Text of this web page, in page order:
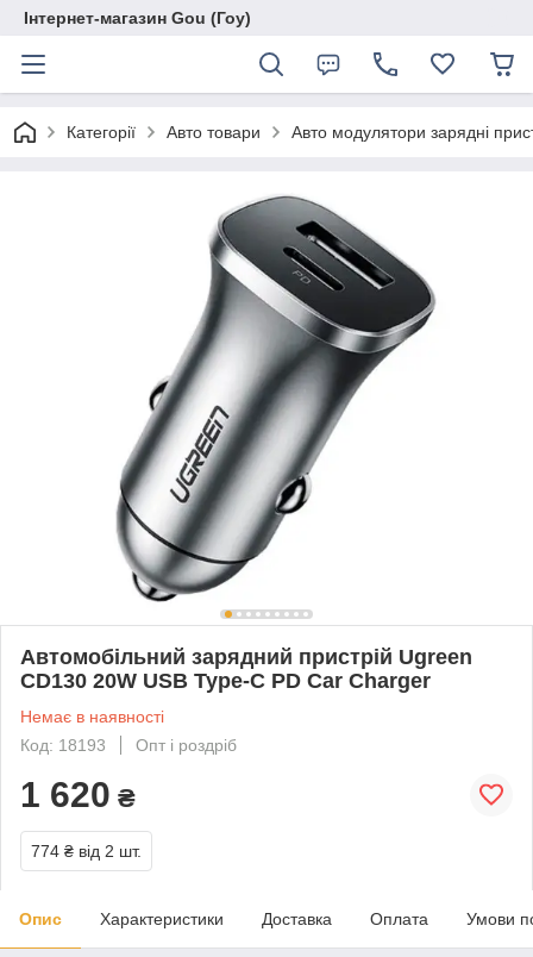
Інтернет-магазин Gou (Гоу)
Категорії Авто товари Авто модулятори зарядні
Автомобільний зарядний пристрій Ugreen
CD130 20W USB Type-C PD Car Charger
Немає в наявності
Код: 18193
Опт і роздріб
1 620 ₴
774 ₴ від 2 шт.
Опис Характеристики Доставка Оплата Умови